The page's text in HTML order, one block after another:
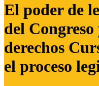
El poder de
del
derechos
el proceso